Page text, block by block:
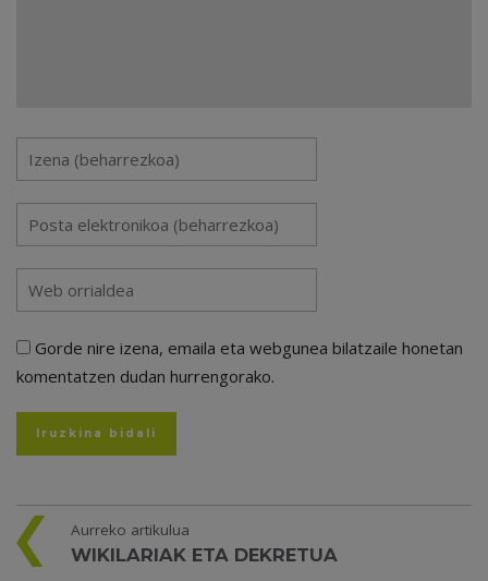
Gorde nire izena, emaila eta webgunea bilatzaile honetan
komentatzen dudan hurrengorako.
Aurreko artikulua
WIKILARIAK ETA DEKRETUA